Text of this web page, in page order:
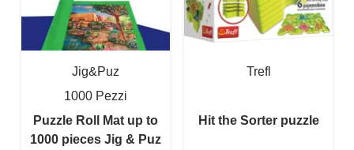
Jig&Puz
1000 Pezzi
Puzzle Roll Mat up to
1000 pieces Jig & Puz
Trefl
Hit the Sorter puzzle